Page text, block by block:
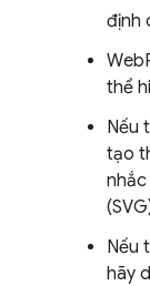
định
thể
Nếu
tạo
Nếu
hãy